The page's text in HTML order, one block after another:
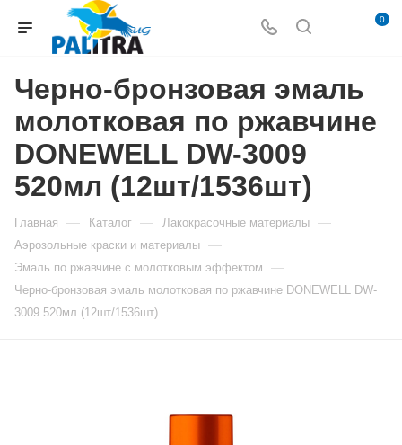
0
Черно-бронзовая эмаль
молотковая по ржавчине
DONEWELL DW-3009
520мл (12шт/1536шт)
Главная — Каталог — Лакокрасочные материалы —
Аэрозольные краски и материалы —
Эмаль по ржавчине с молотковым эффектом —
Черно-бронзовая эмаль молотковая по ржавчине DONEWELL DW-
3009 520мл (12шт/1536шт)